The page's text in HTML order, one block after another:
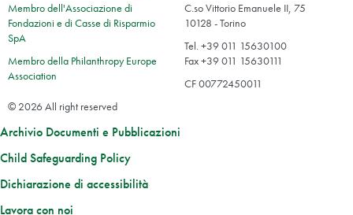
Membro dell'Associazione di
Fondazioni e di Casse di Risparmio
SpA
Membro della Philanthropy Europe
Association
C.so Vittorio Emanuele II, 75
10128 - Torino
Tel. +39 011 15630100
Fax +39 011 15630111
CF 00772450011
© 2026 All right reserved
Archivio Documenti e Pubblicazioni
Child Safeguarding Policy
Dichiarazione di accessibilità
Lavora con noi